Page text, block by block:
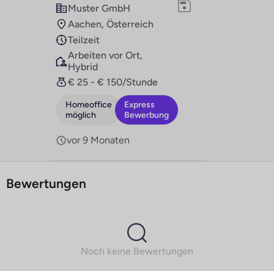
Muster GmbH
Aachen, Österreich
Teilzeit
Arbeiten vor Ort,
Hybrid
€ 25 - € 150/Stunde
Homeoffice
möglich
Express
Bewerbung
vor 9 Monaten
Bewertungen
Noch keine Bewertungen